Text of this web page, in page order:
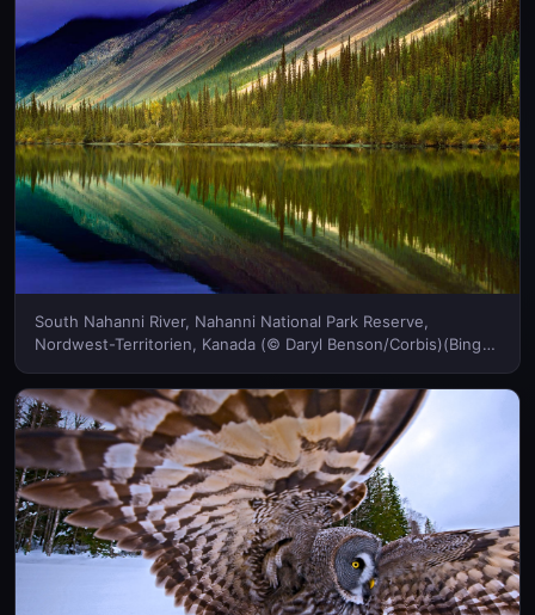
South Nahanni River, Nahanni National Park Reserve,
Nordwest-Territorien, Kanada (© Daryl Benson/Corbis)(Bing